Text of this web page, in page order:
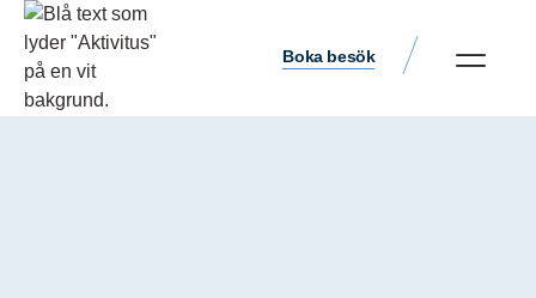
Boka besök